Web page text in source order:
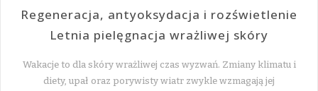
Regeneracja, antyoksydacja i rozświetlenie
Letnia pielęgnacja wrażliwej skóry
Wakacje to dla skóry wrażliwej czas wyzwań. Zmiany klimatu i
diety, upał oraz porywisty wiatr zwykle wzmagają jej